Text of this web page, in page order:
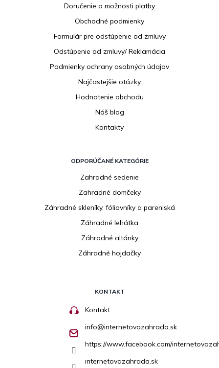
Doručenie a možnosti platby
Obchodné podmienky
Formulár pre odstúpenie od zmluvy
Odstúpenie od zmluvy/ Reklamácia
Podmienky ochrany osobných údajov
Najčastejšie otázky
Hodnotenie obchodu
Náš blog
Kontakty
ODPORÚČANÉ KATEGÓRIE
Zahradné sedenie
Zahradné domčeky
Záhradné skleníky, fóliovníky a pareniská
Záhradné lehátka
Záhradné altánky
Záhradné hojdačky
KONTAKT
Kontakt
info@internetovazahrada.sk
https://www.facebook.com/
internetovazahrada.sk